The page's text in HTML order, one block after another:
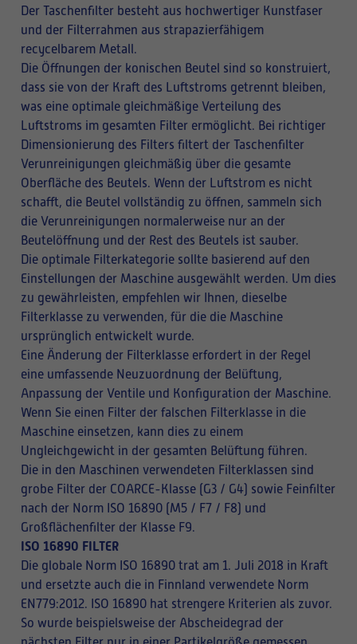
Der Taschenfilter besteht aus hochwertiger Kunstfaser
und der Filterrahmen aus strapazierfähigem
recycelbarem Metall.
Die Öffnungen der konischen Beutel sind so konstruiert,
dass sie von der Kraft des Luftstroms getrennt bleiben,
was eine optimale gleichmäßige Verteilung des
Luftstroms im gesamten Filter ermöglicht. Bei richtiger
Dimensionierung des Filters filtert der Taschenfilter
Verunreinigungen gleichmäßig über die gesamte
Oberfläche des Beutels. Wenn der Luftstrom es nicht
schafft, die Beutel vollständig zu öffnen, sammeln sich
die Verunreinigungen normalerweise nur an der
Beutelöffnung und der Rest des Beutels ist sauber.
Die optimale Filterkategorie sollte basierend auf den
Einstellungen der Maschine ausgewählt werden. Um dies
zu gewährleisten, empfehlen wir Ihnen, dieselbe
Filterklasse zu verwenden, für die die Maschine
ursprünglich entwickelt wurde.
Eine Änderung der Filterklasse erfordert in der Regel
eine umfassende Neuzuordnung der Belüftung,
Anpassung der Ventile und Konfiguration der Maschine.
Wenn Sie einen Filter der falschen Filterklasse in die
Maschine einsetzen, kann dies zu einem
Ungleichgewicht in der gesamten Belüftung führen.
Die in den Maschinen verwendeten Filterklassen sind
grobe Filter der COARCE-Klasse (G3 / G4) sowie Feinfilter
nach der Norm ISO 16890 (M5 / F7 / F8) und
Großflächenfilter der Klasse F9.
ISO 16890 FILTER
Die globale Norm ISO 16890 trat am 1. Juli 2018 in Kraft
und ersetzte auch die in Finnland verwendete Norm
EN779:2012. ISO 16890 hat strengere Kriterien als zuvor.
So wurde beispielsweise der Abscheidegrad der